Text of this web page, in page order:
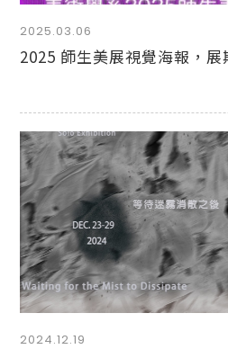
2025.03.06
2025 師生美展視覺海報，
2024.12.19